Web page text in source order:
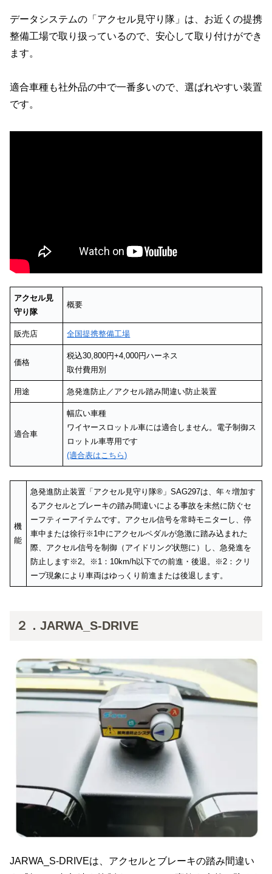
データシステムの「アクセル見守り隊」は、お近くの提携
整備工場で取り扱っているので、安心して取り付けができ
ます。
適合車種も社外品の中で一番多いので、選ばれやすい装置
です。
アクセル見
守り隊
概要
販売店 全国提携整備工場
価格
税込30,800円+4,000円ハーネス
取付費用別
用途 急発進防止／アクセル踏み間違い防止装置
適合車
幅広い車種
ワイヤースロットル車には適合しません。電子制御ス
ロットル車専用です
(適合表はこちら)
機
能
急発進防止装置「アクセル見守り隊®」SAG297は、年々増加す
るアクセルとブレーキの踏み間違いによる事故を未然に防ぐセ
ーフティーアイテムです。アクセル信号を常時モニターし、停
車中または徐行※1中にアクセルペダルが急激に踏み込まれた
際、アクセル信号を制御（アイドリング状態に）し、急発進を
防止します※2。※1：10km/h以下での前進・後退。※2：クリ
ープ現象により車両はゆっくり前進または後退します。
２．JARWA_S-DRIVE
JARWA_S-DRIVEは、アクセルとブレーキの踏み間違い